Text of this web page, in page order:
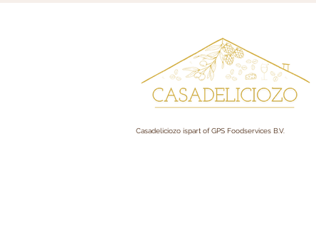
Casadeliciozo ispart of GPS Foodservices B.V.